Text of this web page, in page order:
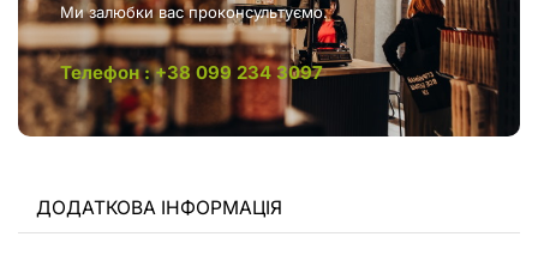
Ми залюбки вас проконсультуємо.
Телефон : +38 099 234 3097
ДОДАТКОВА ІНФОРМАЦІЯ